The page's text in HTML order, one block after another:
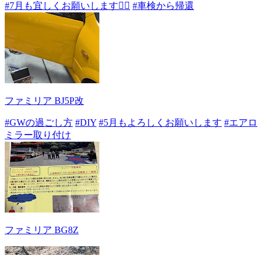
#7月も宜しくお願いします🙇‍♂️ #車検から帰還
ファミリア BJ5P改
#GWの過ごし方 #DIY #5月もよろしくお願いします #エアロ
ミラー取り付け
ファミリア BG8Z